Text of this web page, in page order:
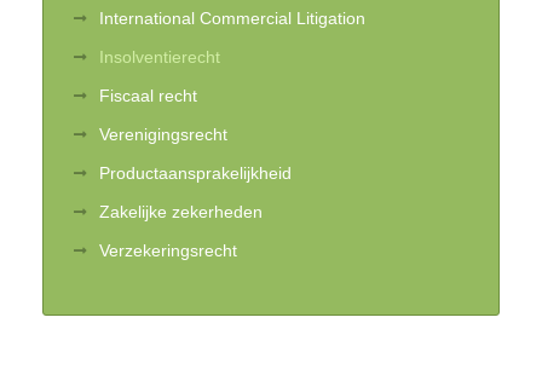
International Commercial Litigation
Insolventierecht
Fiscaal recht
Verenigingsrecht
Productaansprakelijkheid
Zakelijke zekerheden
Verzekeringsrecht